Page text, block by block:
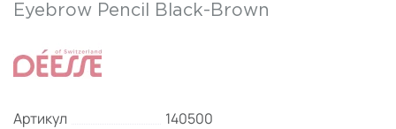
Eyebrow Pencil Black-Brown
Артикул
140500